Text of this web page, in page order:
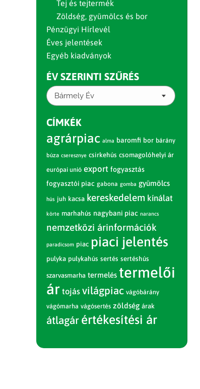
Tej és tejtermék
Zöldség, gyümölcs és bor
Pénzügyi Hírlevél
Éves jelentések
Egyéb kiadványok
ÉV SZERINTI SZŰRÉS
Bármely Év
CÍMKÉK
agrárpiac alma baromfi bor bárány
búza cseresznye csirkehús csomagolóhelyi ár
európai unió export fogyasztás
fogyasztói piac gabona gomba gyümölcs
hús juh kacsa kereskedelem kínálat
körte marhahús nagybani piac narancs
nemzetközi árinformációk
paradicsom piac piaci jelentés
pulyka pulykahús sertés sertéshús
szarvasmarha termelés termelői
ár tojás világpiac vágóbárány
vágómarha vágósertés zöldség árak
átlagár értékesítési ár